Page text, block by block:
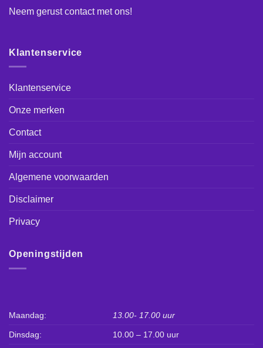
Neem gerustcontactmet ons!
Klantenservice
Klantenservice
Onze merken
Contact
Mijn account
Algemene voorwaarden
Disclaimer
Privacy
Openingstijden
Maandag: 13.00- 17.00 uur
Dinsdag: 10.00 – 17.00 uur